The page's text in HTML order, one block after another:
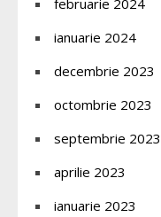
februarie 2024
ianuarie 2024
decembrie 2023
octombrie 2023
septembrie 2023
aprilie 2023
ianuarie 2023